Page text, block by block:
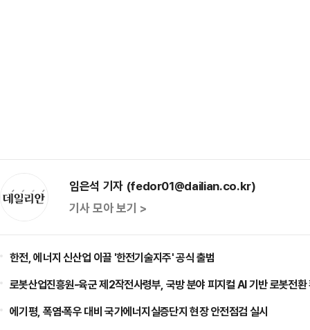
임은석 기자 (fedor01@dailian.co.kr)
기사 모아 보기 >
한전, 에너지 신산업 이끌 '한전기술지주' 공식 출범
로봇산업진흥원-육군 제2작전사령부, 국방 분야 피지컬 AI 기반 로봇전환
에기평, 폭염·폭우 대비 국가에너지실증단지 현장 안전점검 실시